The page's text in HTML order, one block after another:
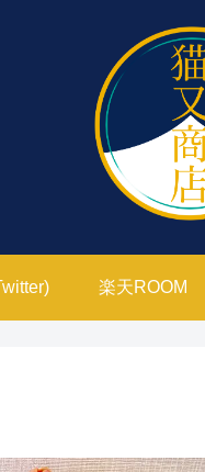
楽天ROOM